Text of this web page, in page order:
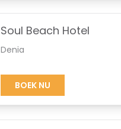
Soul Beach Hotel
Denia
BOEK NU